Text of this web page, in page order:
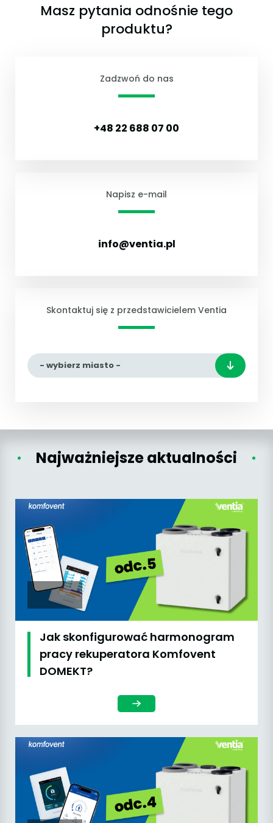
Masz pytania odnośnie tego
produktu?
Zadzwoń do nas
+48 22 688 07 00
Napisz e-mail
info@ventia.pl
Skontaktuj się z przedstawicielem Ventia
- wybierz miasto -
Najważniejsze aktualności
Jak skonfigurować harmonogram
pracy rekuperatora Komfovent
DOMEKT?